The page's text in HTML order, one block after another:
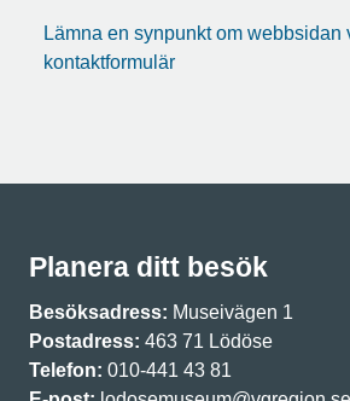
Lämna en synpunkt om webbsidan
kontaktformulär
Planera ditt besök
Besöksadress: Museivägen 1
Postadress: 463 71 Lödöse
Telefon: 010-441 43 81